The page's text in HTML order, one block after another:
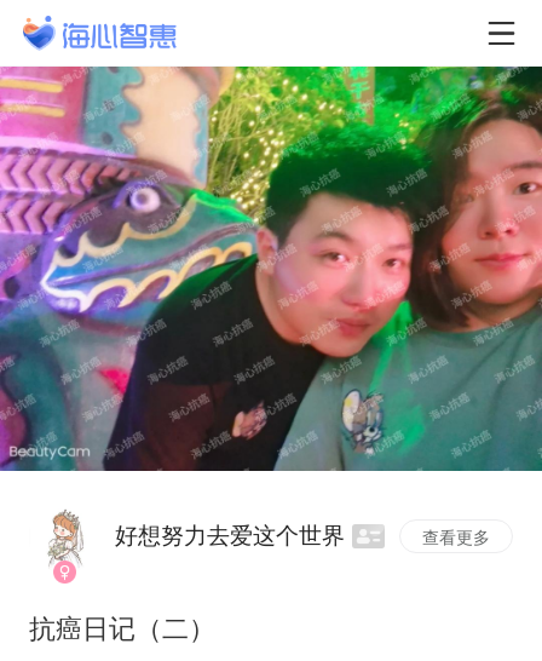
好想努力去爱这个世界 查看更多
抗癌日记（二）